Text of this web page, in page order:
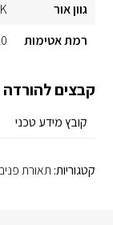
גוון אור
רמת אטימות
קבצים להורדה
קובץ מידע טכני
קטגוריות: תאורת